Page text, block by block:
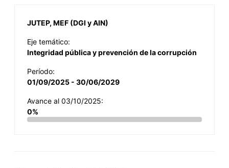
JUTEP, MEF (DGI y AIN)
Eje temático:
Integridad pública y prevención de la corrupción
Período:
01/09/2025 - 30/06/2029
Avance al 03/10/2025:
0%